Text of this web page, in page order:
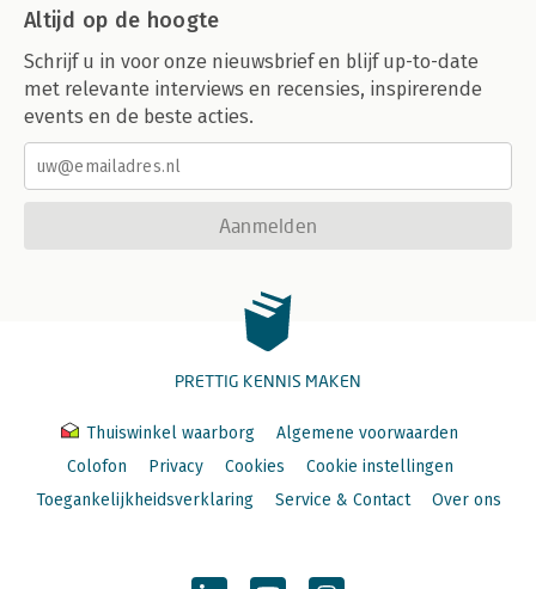
Altijd op de hoogte
Schrijf u in voor onze nieuwsbrief en blijf up-to-date
met relevante interviews en recensies, inspirerende
events en de beste acties.
Aanmelden
PRETTIG KENNIS MAKEN
Thuiswinkel waarborg
Algemene voorwaarden
Colofon
Privacy Cookies
Cookie instellingen
Toegankelijkheidsverklaring
Service & Contact Over ons